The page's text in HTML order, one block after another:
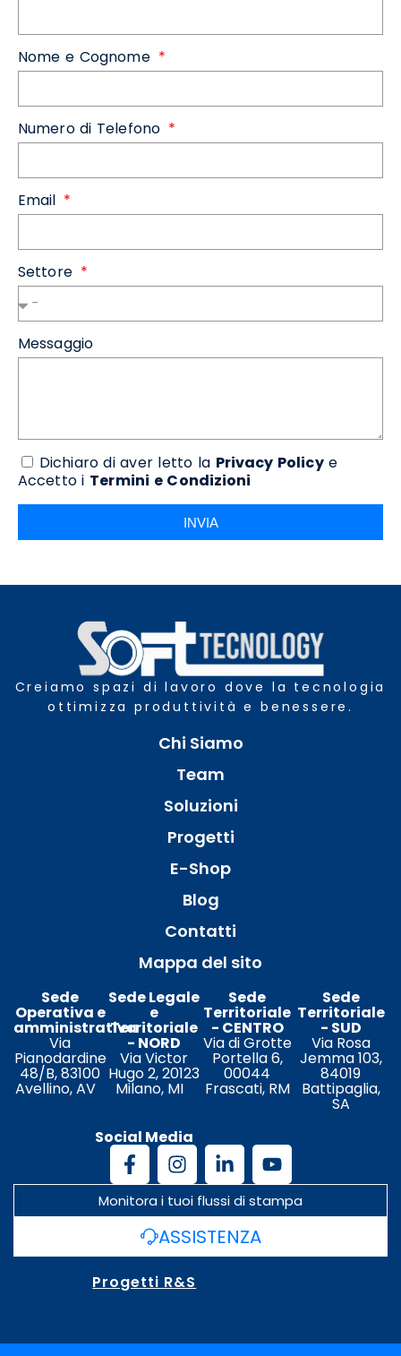
Nome e Cognome
Numero di Telefono
Email
Settore
Messaggio
Dichiaro di aver letto la Privacy Policye
Accetto i Termini e Condizioni
INVIA
Creiamo spazi di lavoro dove la tecnologia
ottimizza produttività e benessere.
Chi Siamo
Team
Soluzioni
Progetti
E-Shop
Blog
Contatti
Mappa del sito
Sede
Operativa e
amministrativa
Via
Pianodardine
48/B, 83100
Avellino, AV
Sede Legale
e
Territoriale
- NORD
Via Victor
Hugo 2, 20123
Milano, MI
Sede
Territoriale
- CENTRO
Via di Grotte
Portella 6,
00044
Frascati, RM
Sede
Territoriale
- SUD
Via Rosa
Jemma 103,
84019
Battipaglia,
SA
Social Media
Monitora i tuoi flussi di stampa
ASSISTENZA
Progetti R&S